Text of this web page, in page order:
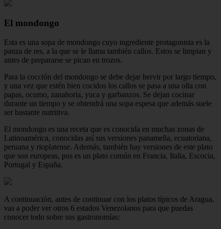
El mondongo
Esta es una sopa de mondongo cuyo ingrediente protagonista es la
panza de res, a la que se le llama también callos. Estos se limpian y
antes de prepararse se pican en trozos.
Para la cocción del mondongo se debe dejar hervir por largo tiempo,
y una vez que estén bien cocidos los callos se pasa a una olla con
papas, ocumo, zanahoria, yuca y garbanzos. Se dejan cocinar
durante un tiempo y se obtendrá una sopa espesa que además suele
ser bastante nutritiva.
El mondongo es una receta que es conocida en muchas zonas de
Latinoamérica, conocidas así sus versiones panameña, ecuatoriana,
peruana y rioplatense. Además, también hay versiones de este plato
que son europeas, pus es un plato común en Francia, Italia, Escocia,
Portugal y España.
A continuación, antes de continuar con los platos típicos de Aragua,
vas a poder ver otros 6 estados Venezolanos para que puedas
conocer todo sobre sus gastronomías: